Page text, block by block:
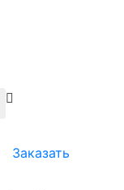
Заказать